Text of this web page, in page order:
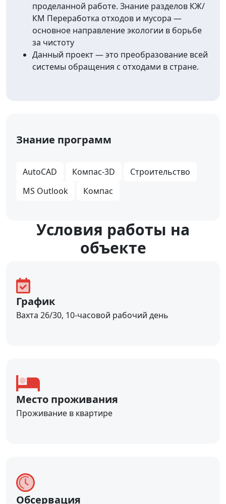
проделанной работе. Знание разделов КЖ/
КМ Переработка отходов и мусора —
основное направление экологии в борьбе
за чистоту
Данный проект — это преобразование всей
системы обращения с отходами в стране.
Знание программ
AutoCAD Компас-3D
Строительство
MS Outlook
Компас
Уcловия работы на
объекте
График
Вахта 26/30, 10-часовой рабочий день
Место проживания
Проживание в квартире
Обсервация